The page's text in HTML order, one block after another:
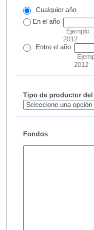
Cualquier año
En el año
Ejemplo:
2012
Entre el año
2012
Tipo de productor
Fondos